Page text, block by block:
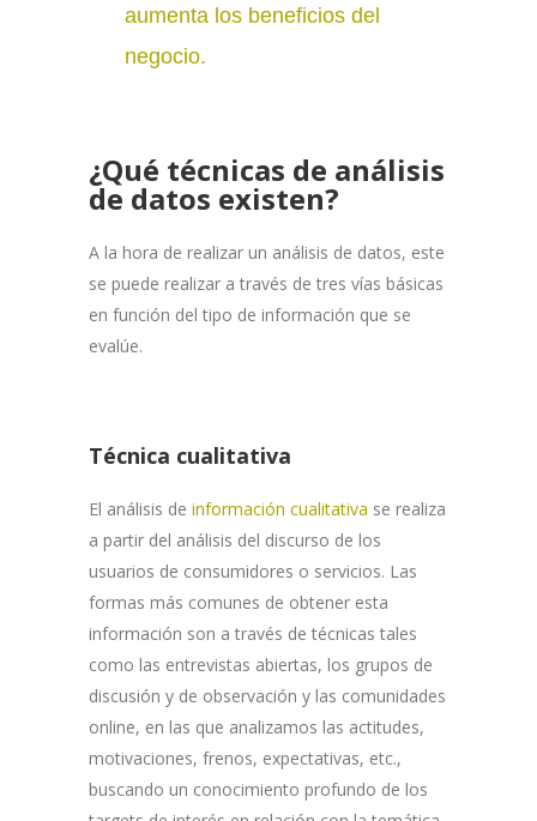
aumenta los beneficios del
negocio.
¿Qué técnicas de análisis
de datos existen?
A la hora de realizar un análisis de datos, este
se puede realizar a través de tres vías básicas
en función del tipo de información que se
evalúe.
Técnica cualitativa
El análisis de información cualitativa se realiza
a partir del análisis del discurso de los
usuarios de consumidores o servicios. Las
formas más comunes de obtener esta
información son a través de técnicas tales
como las entrevistas abiertas, los grupos de
discusión y de observación y las comunidades
online, en las que analizamos las actitudes,
motivaciones, frenos, expectativas, etc.,
buscando un conocimiento profundo de los